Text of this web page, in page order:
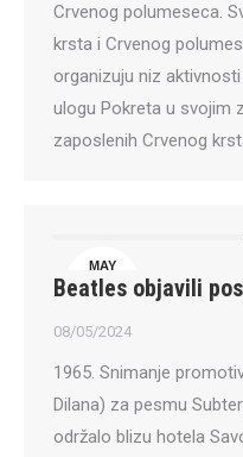
Crvenog polumeseca.
krsta i Crvenog
organizuju niz
ulogu Pokreta u svojim
zaposlenih Crvenog
MAY
8
Beatles objavili
08/05/2024
1965. Snimanje
Dilana) za pesmu
održalo blizu hotela